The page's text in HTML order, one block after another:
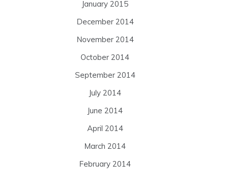
January 2015
December 2014
November 2014
October 2014
September 2014
July 2014
June 2014
April 2014
March 2014
February 2014